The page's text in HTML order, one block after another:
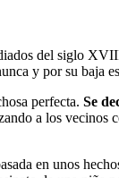
del siglo
y por su baja
perfecta. Se
a los
en unos